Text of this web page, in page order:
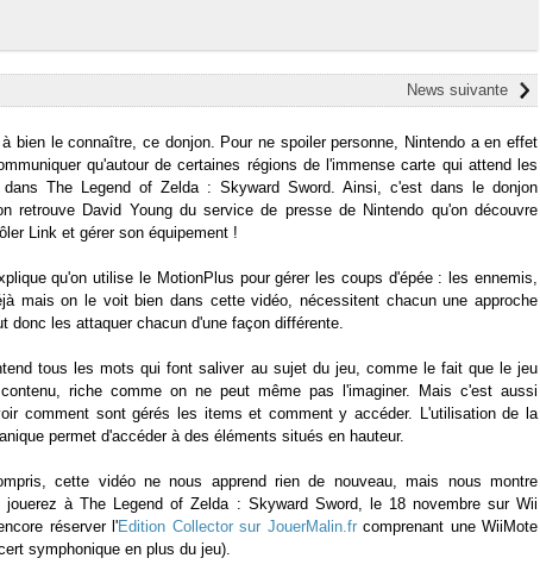
News suivante
bien le connaître, ce donjon. Pour ne spoiler personne, Nintendo a en effet
qu'autour de certaines régions de l'immense carte qui attend les
The Legend of Zelda : Skyward Sword. Ainsi, c'est dans le donjon
retrouve David Young du service de presse de Nintendo qu'on découvre
Link et gérer son équipement !
qu'on utilise le MotionPlus pour gérer les coups d'épée : les ennemis,
mais on le voit bien dans cette vidéo, nécessitent chacun une approche
donc les attaquer chacun d'une façon différente.
tous les mots qui font saliver au sujet du jeu, comme le fait que le jeu
riche comme on ne peut même pas l'imaginer. Mais c'est aussi
comment sont gérés les items et comment y accéder. L'utilisation de la
permet d'accéder à des éléments situés en hauteur.
cette vidéo ne nous apprend rien de nouveau, mais nous montre
jouerez à The Legend of Zelda : Skyward Sword, le 18 novembre sur Wii
réserver l'Edition Collector sur JouerMalin.frcomprenant une WiiMote
symphonique en plus du jeu).